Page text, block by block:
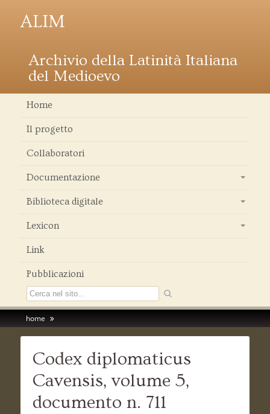
ALIM
Archivio della Latinità Italiana
del Medioevo
Home
Il progetto
Collaboratori
Documentazione
Biblioteca digitale
Lexicon
Link
Pubblicazioni
home
Codex diplomaticus
Cavensis, volume 5,
documento n. 711